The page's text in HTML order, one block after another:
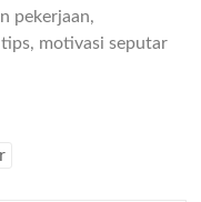
pekerjaan,
motivasi seputar